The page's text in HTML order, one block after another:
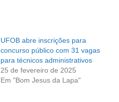
UFOB abre inscrições para
concurso público com 31 vagas
para técnicos administrativos
25 de fevereiro de 2025
Em "Bom Jesus da Lapa"